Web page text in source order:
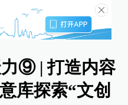
⑨ | 打造内容
库探索“文创